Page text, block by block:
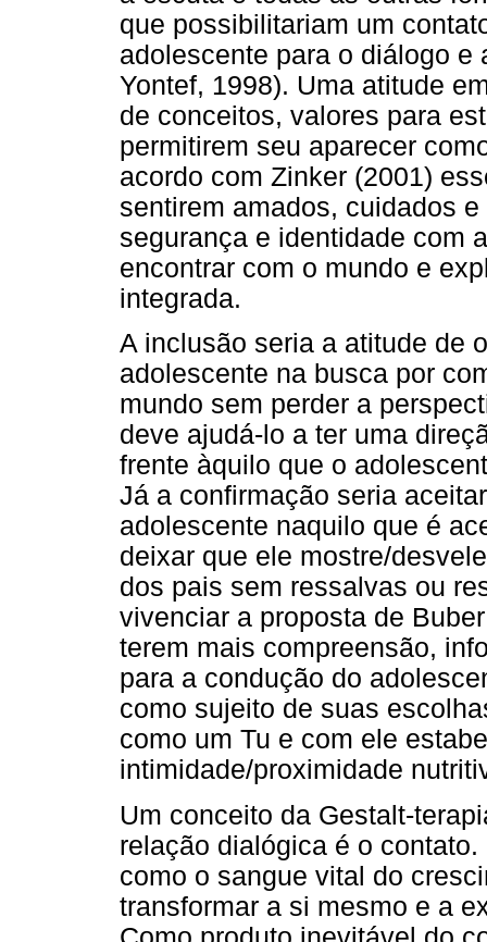
que possibilitariam um
adolescente para o diálogo e
Yontef, 1998). Uma atitude
de conceitos, valores para
permitirem seu aparecer
acordo com Zinker (2001)
sentirem amados, cuidados
segurança e identidade com
encontrar com o mundo e
integrada.
A inclusão seria a atitude de
adolescente na busca por
mundo sem perder a
deve ajudá-lo a ter uma
frente àquilo que o
Já a confirmação seria
adolescente naquilo que é
deixar que ele mostre/
dos pais sem ressalvas ou
vivenciar a proposta de
terem mais compreensão,
para a condução do
como sujeito de suas
como um Tu e com ele
intimidade/proximidade
Um conceito da Gestalt-
relação dialógica é o
como o sangue vital do
transformar a si mesmo e a